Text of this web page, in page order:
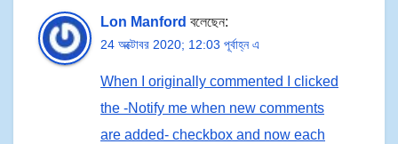
Lon Manford বলেছেন:
24 অক্টোবর 2020; 12:03 পূর্বাহ্ন এ
When I originally commented I clicked
the -Notify me when new comments
are added- checkbox and now each